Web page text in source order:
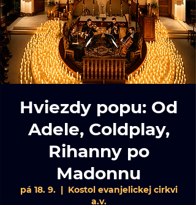
Hviezdy popu: Od
Adele, Coldplay,
Rihanny po
Madonnu
pá 18. 9.
  |
Kostol evanjelickej cirkvi
a.v.